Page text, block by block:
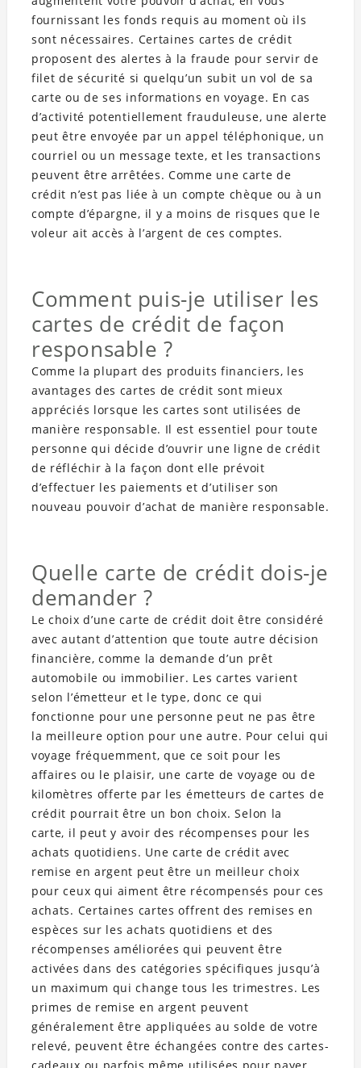
fournissant les fonds requis au moment où ils
sont nécessaires. Certaines cartes de crédit
proposent des alertes à la fraude pour servir de
filet de sécurité si quelqu’un subit un vol de sa
carte ou de ses informations en voyage. En cas
d’activité potentiellement frauduleuse, une alerte
peut être envoyée par un appel téléphonique, un
courriel ou un message texte, et les transactions
peuvent être arrêtées. Comme une carte de
crédit n’est pas liée à un compte chèque ou à un
compte d’épargne, il y a moins de risques que le
voleur ait accès à l’argent de ces comptes.
Comment puis-je utiliser les
cartes de crédit de façon
responsable ?
Comme la plupart des produits financiers, les
avantages des cartes de crédit sont mieux
appréciés lorsque les cartes sont utilisées de
manière responsable. Il est essentiel pour toute
personne qui décide d’ouvrir une ligne de crédit
de réfléchir à la façon dont elle prévoit
d’effectuer les paiements et d’utiliser son
nouveau pouvoir d’achat de manière responsable.
Quelle carte de crédit dois-je
demander ?
Le choix d’une carte de crédit doit être considéré
avec autant d’attention que toute autre décision
financière, comme la demande d’un prêt
automobile ou immobilier. Les cartes varient
selon l’émetteur et le type, donc ce qui
fonctionne pour une personne peut ne pas être
la meilleure option pour une autre. Pour celui qui
voyage fréquemment, que ce soit pour les
affaires ou le plaisir, une carte de voyage ou de
kilomètres offerte par les émetteurs de cartes de
crédit pourrait être un bon choix. Selon la
carte, il peut y avoir des récompenses pour les
achats quotidiens. Une carte de crédit avec
remise en argent peut être un meilleur choix
pour ceux qui aiment être récompensés pour ces
achats. Certaines cartes offrent des remises en
espèces sur les achats quotidiens et des
récompenses améliorées qui peuvent être
activées dans des catégories spécifiques jusqu’à
un maximum qui change tous les trimestres. Les
primes de remise en argent peuvent
généralement être appliquées au solde de votre
relevé, peuvent être échangées contre des cartes-